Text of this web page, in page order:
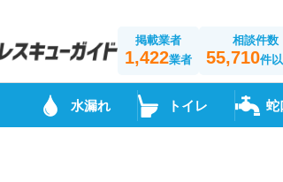
掲載業者
1,422業者
相談件数
55,710件
水漏れ トイレ 蛇